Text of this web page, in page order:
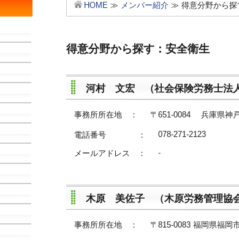
HOME ≫ メンバー紹介 ≫ 得意分野から探
得意分野から探す：安全衛生
河村 文宏 （社会保険労務士法人
事務所所在地 ： 〒651-0084 兵庫県神
電話番号 ： 078-271-2123
メールアドレス ： -
木原 美佐子 （木原労務管理協会
事務所所在地 ： 〒815-0083 福岡県福岡